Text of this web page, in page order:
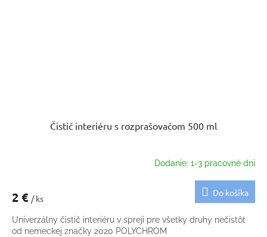
Čistič interiéru s rozprašovačom 500 ml
Dodanie: 1-3 pracovné dni
2 € / ks
Do košíka
Univerzálny čistič interiéru v spreji pre všetky druhy nečistôt
od nemeckej značky 2020 POLYCHROM